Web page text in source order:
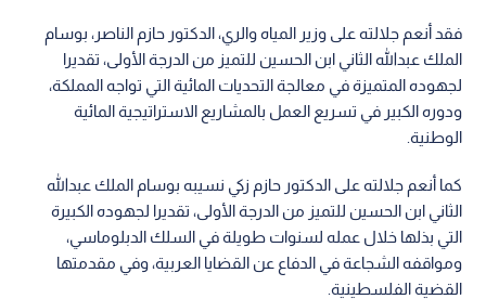
فقد أنعم جلالته على وزير المياه والري، الدكتور حازم الناصر، بوسام
الملك عبدالله الثاني ابن الحسين للتميز من الدرجة الأولى، تقديرا
لجهوده المتميزة في معالجة التحديات المائية التي تواجه المملكة،
ودوره الكبير في تسريع العمل بالمشاريع الاستراتيجية المائية
الوطنية.
كما أنعم جلالته على الدكتور حازم زكي نسيبه بوسام الملك عبدالله
الثاني ابن الحسين للتميز من الدرجة الأولى، تقديرا لجهوده الكبيرة
التي بذلها خلال عمله لسنوات طويلة في السلك الدبلوماسي،
ومواقفه الشجاعة في الدفاع عن القضايا العربية، وفي مقدمتها
القضية الفلسطينية.